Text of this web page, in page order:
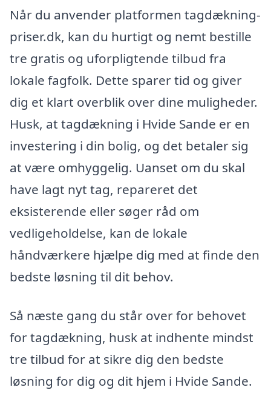
Når du anvender platformen tagdækning-
priser.dk, kan du hurtigt og nemt bestille
tre gratis og uforpligtende tilbud fra
lokale fagfolk. Dette sparer tid og giver
dig et klart overblik over dine muligheder.
Husk, at tagdækning i Hvide Sande er en
investering i din bolig, og det betaler sig
at være omhyggelig. Uanset om du skal
have lagt nyt tag, repareret det
eksisterende eller søger råd om
vedligeholdelse, kan de lokale
håndværkere hjælpe dig med at finde den
bedste løsning til dit behov.
Så næste gang du står over for behovet
for tagdækning, husk at indhente mindst
tre tilbud for at sikre dig den bedste
løsning for dig og dit hjem i Hvide Sande.